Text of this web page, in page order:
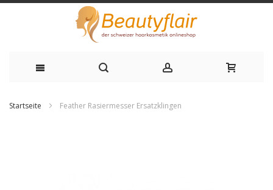
Startseite Feather Rasiermesser Ersatzklingen